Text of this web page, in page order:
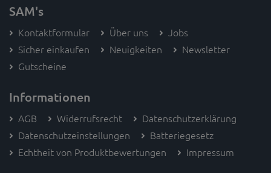
SAM's
Kontaktformular Über uns
Jobs
Sicher einkaufen
Neuigkeiten
Newsletter
Gutscheine
Informationen
AGB Widerrufsrecht
Datenschutzerklärung
Datenschutzeinstellungen
Batteriegesetz
Echtheit von Produktbewertungen
Impressum